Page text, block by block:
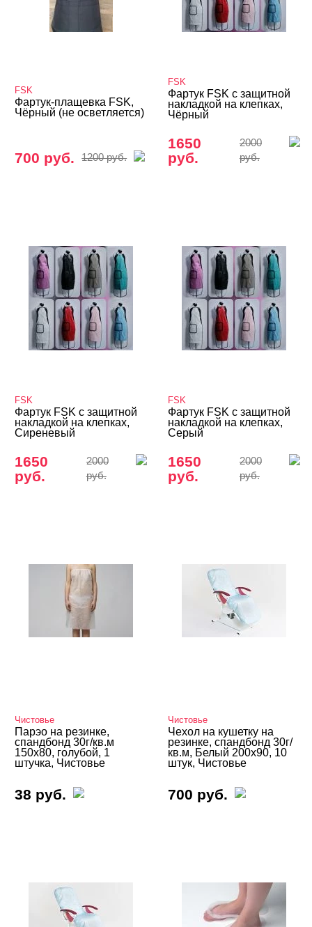
FSK
Фартук-плащевка FSK,
Чёрный (не осветляется)
700 руб. 1200 руб.
FSK
Фартук FSK с защитной
накладкой на клепках,
Чёрный
1650
руб.
2000
руб.
FSK
Фартук FSK с защитной
накладкой на клепках,
Сиреневый
1650
руб.
2000
руб.
FSK
Фартук FSK с защитной
накладкой на клепках,
Серый
1650
руб.
2000
руб.
Чистовье
Парэо на резинке,
спандбонд 30г/кв.м
150х80, голубой, 1
штучка, Чистовье
38 руб.
Чистовье
Чехол на кушетку на
резинке, спандбонд 30г/
кв.м, Белый 200х90, 10
штук, Чистовье
700 руб.